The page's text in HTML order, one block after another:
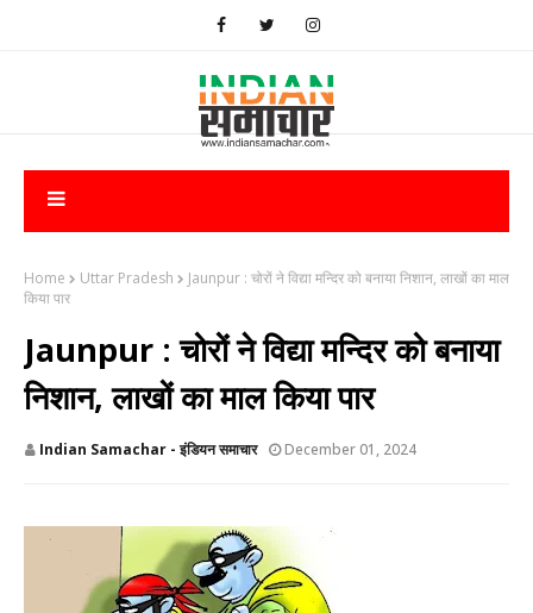
Home Uttar Pradesh
Jaunpur : चोरों ने विद्या मन्दिर को बनाया निशान, लाखों का माल
किया पार
Jaunpur : चोरों ने विद्या मन्दिर को बनाया
निशान, लाखों का माल किया पार
Indian Samachar - इंडियन समाचार December 01, 2024